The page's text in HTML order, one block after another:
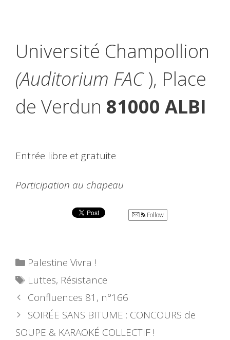
Université Champollion
(Auditorium FAC), Place
de Verdun 81000 ALBI
Entrée libre et gratuite
Participation au chapeau
Follow
Catégories
Palestine Vivra !
Étiquettes
Luttes, Résistance
Confluences 81, n°166
SOIRÉE SANS BITUME : CONCOURS de
SOUPE & KARAOKÉ COLLECTIF !